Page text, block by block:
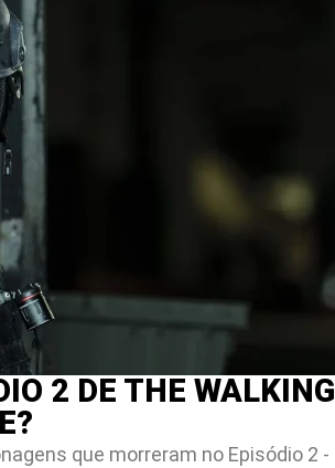
2 DE THE WALKING
que morreram no Episódio 2 -